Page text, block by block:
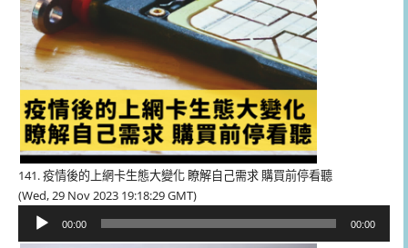
141. 疫情後的上網卡生態大變化 瞭解自己需求 購買前停看聽
(Wed, 29 Nov 2023 19:18:29 GMT)
00:00 00:00